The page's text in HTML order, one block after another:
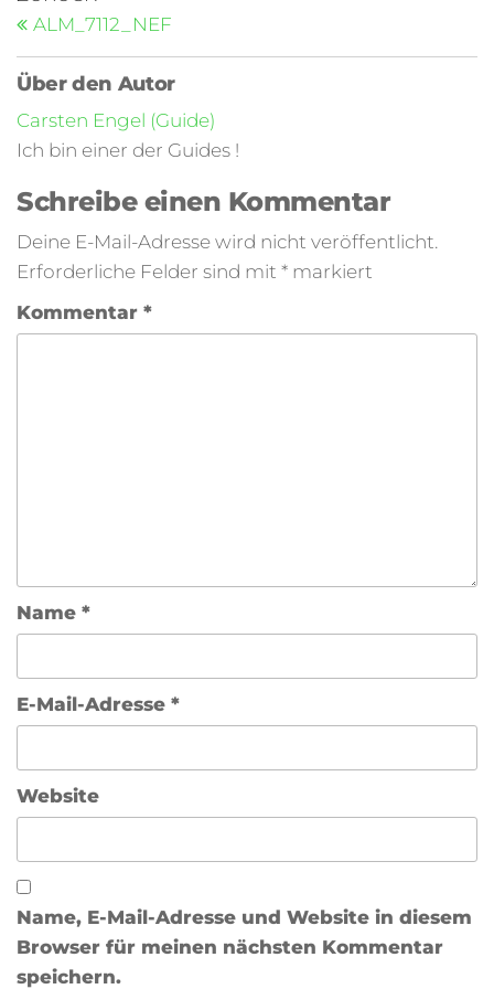
ALM_7112_NEF
Über den Autor
Carsten Engel (Guide)
Ich bin einer der Guides !
Schreibe einen Kommentar
Deine E-Mail-Adresse wird nicht veröffentlicht.
Erforderliche Felder sind mit * markiert
Kommentar *
Name *
E-Mail-Adresse *
Website
Name, E-Mail-Adresse und Website in diesem
Browser für meinen nächsten Kommentar
speichern.